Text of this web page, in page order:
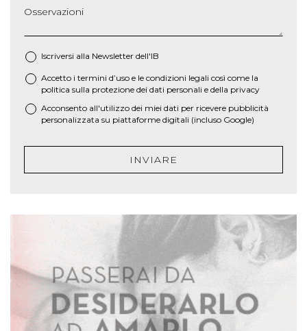
Osservazioni
Iscriversi alla Newsletter dell'IB
* Accetto i termini d’uso e le condizioni legali così come la
politica sulla protezione dei dati personali e della privacy
Acconsento all'utilizzo dei miei dati per ricevere pubblicità
personalizzata su piattaforme digitali (incluso Google)
INVIARE